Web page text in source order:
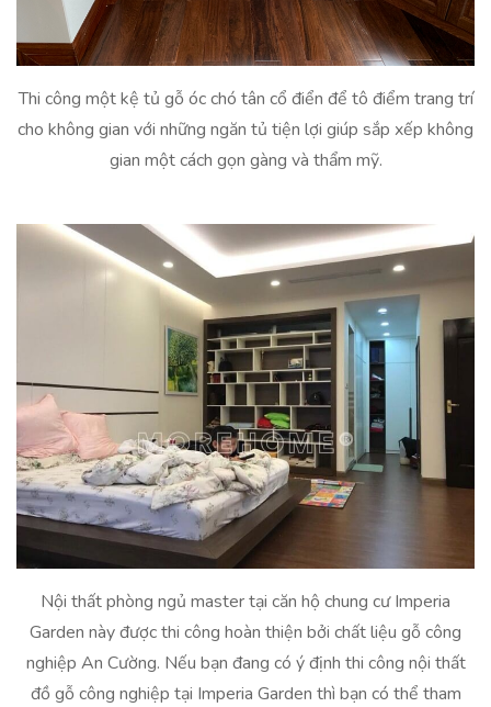
Thi công một kệ tủ gỗ óc chó tân cổ điển để tô điểm trang trí
cho không gian với những ngăn tủ tiện lợi giúp sắp xếp không
gian một cách gọn gàng và thẩm mỹ.
Nội thất phòng ngủ master tại căn hộ chung cư Imperia
Garden này được thi công hoàn thiện bởi chất liệu gỗ công
nghiệp An Cường. Nếu bạn đang có ý định thi công nội thất
đồ gỗ công nghiệp tại Imperia Garden thì bạn có thể tham